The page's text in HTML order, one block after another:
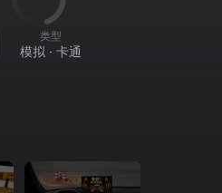
类型
模拟 · 卡通